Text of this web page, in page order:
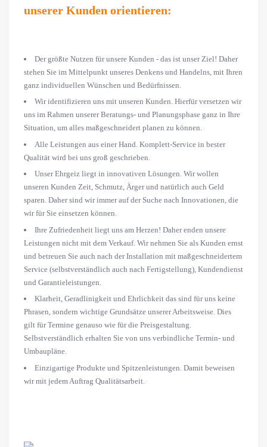
unserer Kunden orientieren:
Der größte Nutzen für unsere Kunden - das ist unser Ziel! Daher
stehen Sie im Mittelpunkt unseres Denkens und Handelns, mit Ihren
ganz individuellen Wünschen und Bedürfnissen.
Wir identifizieren uns mit unseren Kunden. Hierfür versetzen wir
uns im Rahmen unserer Beratungs- und Planungsphase ganz in Ihre
Situation, um alles maßgeschneidert planen zu können.
Alle Leistungen aus einer Hand. Komplett-Service in bester
Qualität wird bei uns groß geschrieben.
Unser Ehrgeiz liegt in innovativen Lösungen. Wir wollen
unseren Kunden Zeit, Schmutz, Ärger und natürlich auch Geld
sparen. Daher sind wir immer auf der Suche nach Innovationen, die
wir für Sie einsetzen können.
Ihre Zufriedenheit liegt uns am Herzen! Daher enden unsere
Leistungen nicht mit dem Verkauf. Wir nehmen Sie als Kunden ernst
und betreuen Sie auch nach der Installation mit maßgeschneidertem
Service (selbstverständlich auch nach Fertigstellung), Kundendienst
und Garantieleistungen.
Klarheit, Geradlinigkeit und Ehrlichkeit das sind für uns keine
Phrasen, sondern wichtige Grundsätze unserer Arbeitsweise. Dies
gilt für Termine genauso wie für die Preisgestaltung.
Selbstverständlich erhalten Sie von uns verbindliche Termin- und
Umbaupläne.
Einzigartige Produkte und Spitzenleistungen. Damit beweisen
wir mit jedem Auftrag Qualitätsarbeit.